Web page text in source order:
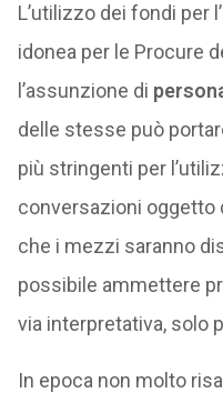
L’utilizzo dei fondi per
idonea per le Procure
l’assunzione di
delle stesse può
più stringenti per
conversazioni oggetto
che i mezzi saranno
possibile ammettere
via interpretativa, solo
In epoca non molto